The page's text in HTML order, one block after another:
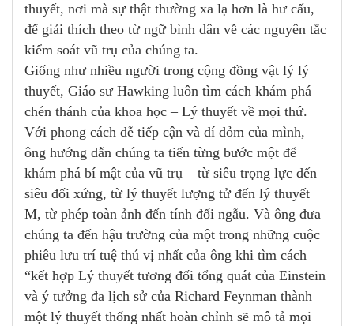
thuyết, nơi mà sự thật thường xa lạ hơn là hư cấu,
để giải thích theo từ ngữ bình dân về các nguyên tắc
kiểm soát vũ trụ của chúng ta.
Giống như nhiều người trong cộng đồng vật lý lý
thuyết, Giáo sư Hawking luôn tìm cách khám phá
chén thánh của khoa học – Lý thuyết về mọi thứ.
Với phong cách dễ tiếp cận và dí dỏm của mình,
ông hướng dẫn chúng ta tiến từng bước một để
khám phá bí mật của vũ trụ – từ siêu trọng lực đến
siêu đối xứng, từ lý thuyết lượng tử đến lý thuyết
M, từ phép toàn ảnh đến tính đối ngẫu. Và ông đưa
chúng ta đến hậu trường của một trong những cuộc
phiêu lưu trí tuệ thú vị nhất của ông khi tìm cách
“kết hợp Lý thuyết tương đối tổng quát của Einstein
và ý tưởng đa lịch sử của Richard Feynman thành
một lý thuyết thống nhất hoàn chỉnh sẽ mô tả mọi